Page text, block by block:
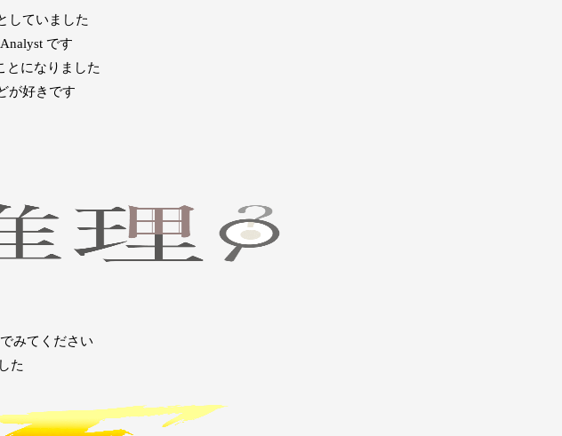
していました
です
とになりました
が好きです
みてください
た